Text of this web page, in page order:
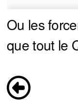
Ou les
que tout le